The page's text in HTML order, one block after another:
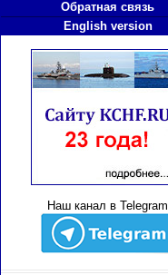
Обратная связь
English version
Наш канал в Telegram